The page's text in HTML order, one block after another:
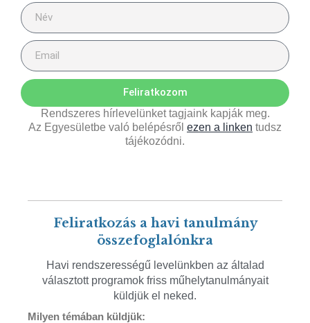
Feliratkozom
Rendszeres hírlevelünket tagjaink kapják meg.
Az Egyesületbe való belépésről ezen a linken tudsz
tájékozódni.
Feliratkozás a havi tanulmány
összefoglalónkra
Havi rendszerességű levelünkben az általad
választott programok friss műhelytanulmányait
küldjük el neked.
Milyen témában küldjük: